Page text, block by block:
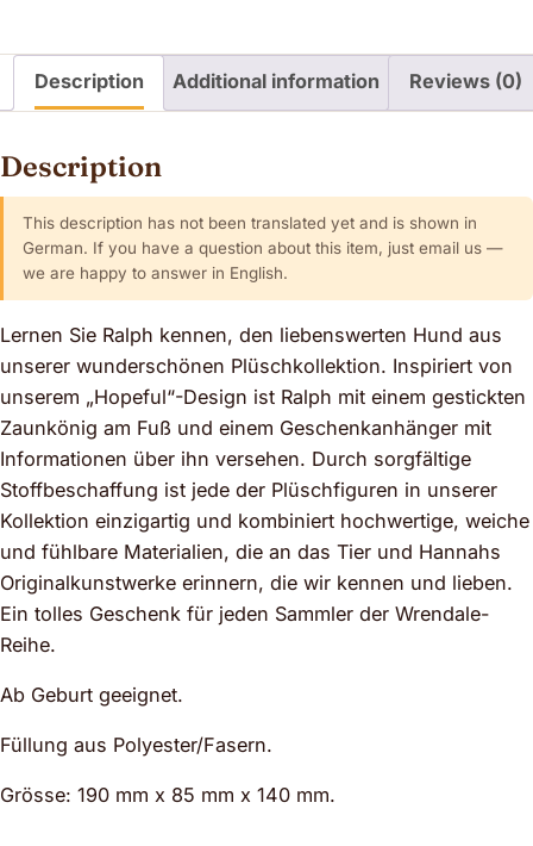
Description Additional information Reviews (0)
Description
This description has not been translated yet and is shown in
German. If you have a question about this item, just email us —
we are happy to answer in English.
Lernen Sie Ralph kennen, den liebenswerten Hund aus
unserer wunderschönen Plüschkollektion. Inspiriert von
unserem „Hopeful“-Design ist Ralph mit einem gestickten
Zaunkönig am Fuß und einem Geschenkanhänger mit
Informationen über ihn versehen. Durch sorgfältige
Stoffbeschaffung ist jede der Plüschfiguren in unserer
Kollektion einzigartig und kombiniert hochwertige, weiche
und fühlbare Materialien, die an das Tier und Hannahs
Originalkunstwerke erinnern, die wir kennen und lieben.
Ein tolles Geschenk für jeden Sammler der Wrendale-
Reihe.
Ab Geburt geeignet.
Füllung aus Polyester/Fasern.
Grösse: 190 mm x 85 mm x 140 mm.